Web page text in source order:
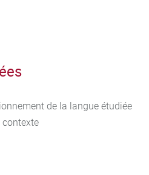
de la langue étudiée